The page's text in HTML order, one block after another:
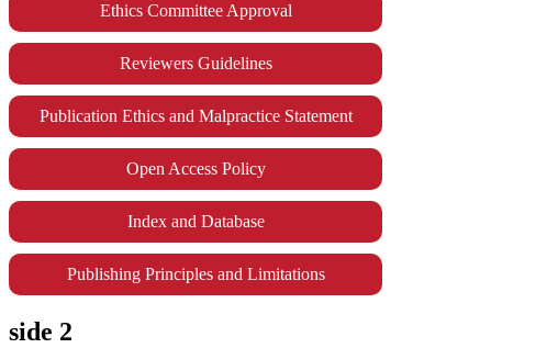
Ethics Committee Approval
Reviewers Guidelines
Publication Ethics and Malpractice Statement
Open Access Policy
Index and Database
Publishing Principles and Limitations
side 2